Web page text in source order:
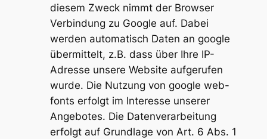
diesem Zweck nimmt der Browser
Verbindung zu Google auf. Dabei
werden automatisch Daten an google
übermittelt, z.B. dass über Ihre IP-
Adresse unsere Website aufgerufen
wurde. Die Nutzung von google web-
fonts erfolgt im Interesse unserer
Angebotes. Die Datenverarbeitung
erfolgt auf Grundlage von Art. 6 Abs. 1